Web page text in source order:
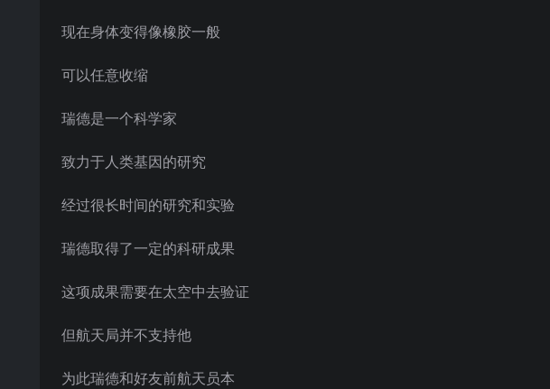
现在身体变得像橡胶一般
可以任意收缩
瑞德是一个科学家
致力于人类基因的研究
经过很长时间的研究和实验
瑞德取得了一定的科研成果
这项成果需要在太空中去验证
但航天局并不支持他
为此瑞德和好友前航天员本